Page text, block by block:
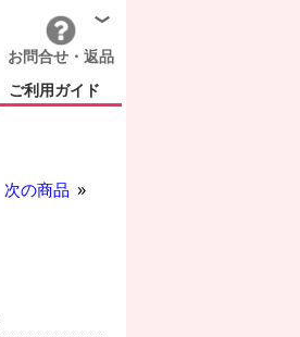
お問合せ・返品
ご利用ガイド
次の商品